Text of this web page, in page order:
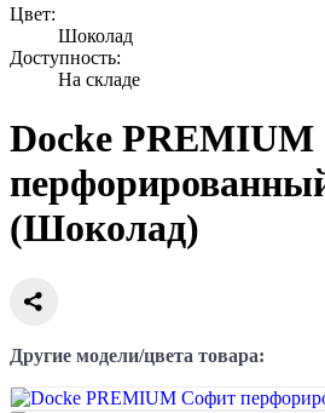
Цвет:
Шоколад
Доступность:
На складе
Docke
(Шоколад)
Другие модели/цвета товара: